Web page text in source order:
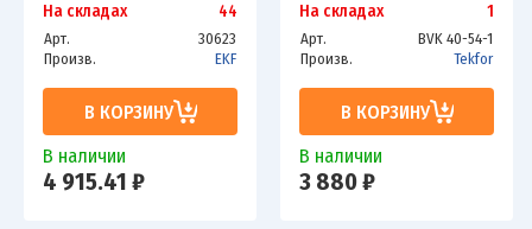
На складах 44
Арт.
30623
Произв.
EKF
В КОРЗИНУ
В наличии
4 915.41 ₽
На складах 1
Арт.
BVK 40-54-1
Произв.
Tekfor
В КОРЗИНУ
В наличии
3 880 ₽